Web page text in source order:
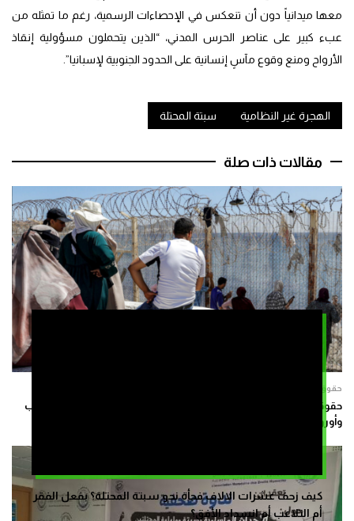
كيف زحف عشرات الالاف فجأة نحو سبتة المحتلة؟ بفعل الفقر
أم التلاعب أم انسداد الأفق؟
معها ميدانياً دون أن تنعكس في الإحصاءات الرسمية، رغم ما تمثله من
عبء كبير على عناصر الحرس المدني، “الذين يتحملون مسؤولية إنقاذ
الأرواح ومنع وقوع مآسٍ إنسانية على الحدود الجنوبية لإسبانيا”.
الهجرة غير النظامية سبتة المحتلة
مقالات ذات صلة
حقوق وحريات
حقوقي ينتقد “عدم احترام حقوق الإنسان” في تدبير ملف الهجرة بين المغرب
وأوروبا